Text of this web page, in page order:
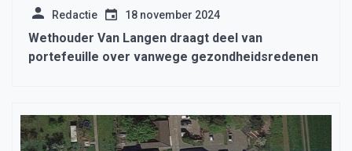
Redactie 18 november 2024
Wethouder Van Langen draagt deel van
portefeuille over vanwege gezondheidsredenen